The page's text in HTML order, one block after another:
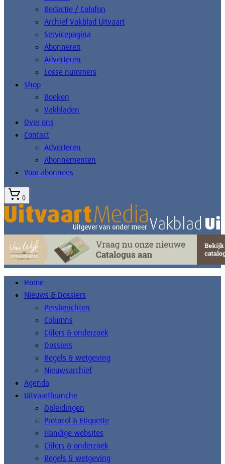
Redactie / Colofon
Archief Vakblad Uitvaart
Servicepagina
Abonneren
Adverteren
Losse nummers
Shop
Boeken
Vakbladen
Over ons
Contact
Adverteren
Abonnementen
Voor abonnees
0
Home
Nieuws & Dossiers
Persberichten
Columns
Cijfers & onderzoek
Dossiers
Regels & wetgeving
Nieuwsarchief
Agenda
Uitvaartbranche
Opleidingen
Protocol & Etiquette
Handige websites
Cijfers & onderzoek
Regels & wetgeving